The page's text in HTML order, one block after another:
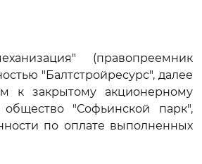
(правопреемник
"Балтстройресурс", далее
к закрытому акционерному
"Софьинской парк",
по оплате выполненных